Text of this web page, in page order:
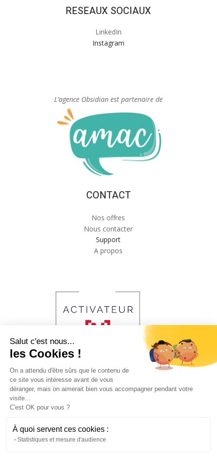
RESEAUX SOCIAUX
LinkedIn
Instagram
L’agence Obsidian est partenaire de
CONTACT
Nos offres
Nous contacter
Support
A propos
2023 © Copyright Agence Obsidian. All Right Reserved
Mentions légales
Salut c'est nous...
les Cookies !
On a attendu d'être sûrs que le contenu de
ce site vous intéresse avant de vous
déranger, mais on aimerait bien vous accompagner pendant votre
visite...
C'est OK pour vous ?
À quoi servent ces cookies :
Statistiques et mesure d'audience